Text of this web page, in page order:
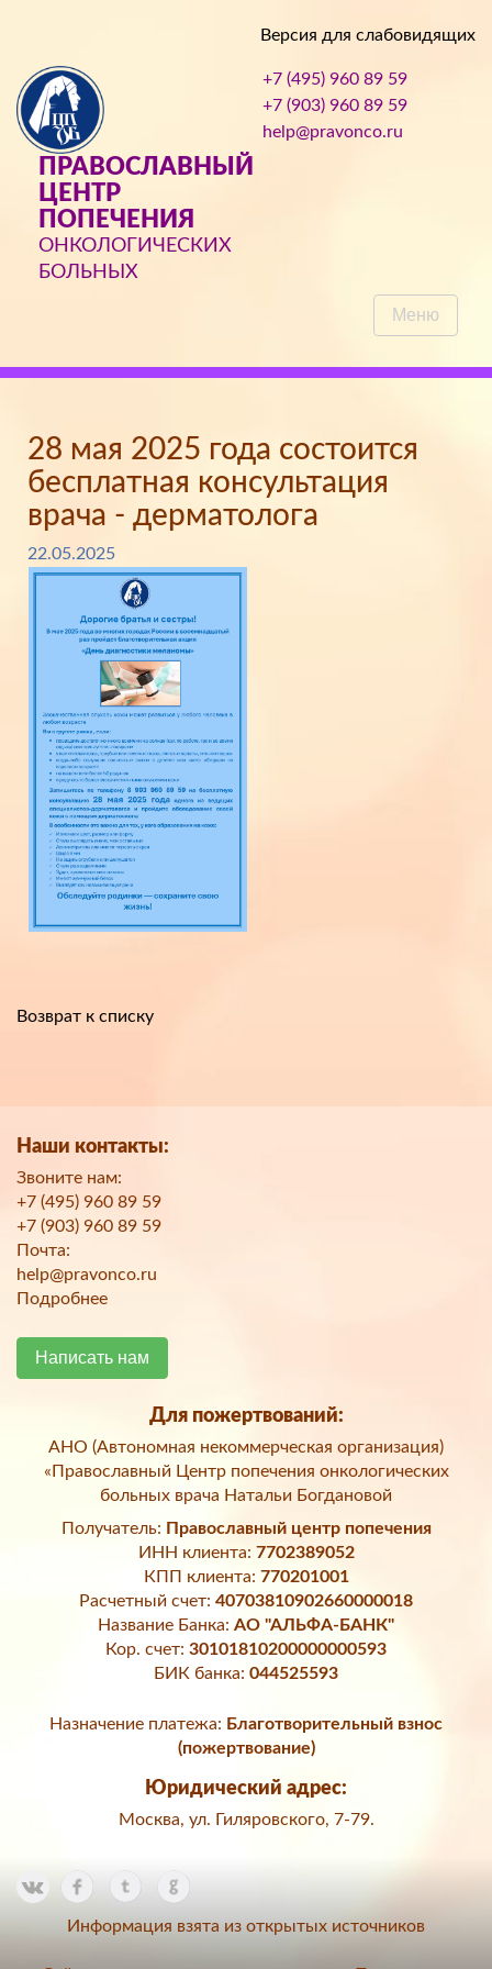
Версия для слабовидящих
ПРАВОСЛАВНЫЙ
ЦЕНТР
ПОПЕЧЕНИЯ
ОНКОЛОГИЧЕСКИХ
БОЛЬНЫХ
+7 (495) 960 89 59
+7 (903) 960 89 59
help@pravonco.ru
Меню
28 мая 2025 года состоится
бесплатная консультация
врача - дерматолога
22.05.2025
Возврат к списку
Наши контакты:
Звоните нам:
+7 (495) 960 89 59
+7 (903) 960 89 59
Почта:
help@pravonco.ru
Подробнее
Написать нам
Для пожертвований:
АНО (Автономная некоммерческая организация)
«Православный Центр попечения онкологических
больных врача Натальи Богдановой
Получатель: Православный центр попечения
ИНН клиента: 7702389052
КПП клиента: 770201001
Расчетный счет: 40703810902660000018
Название Банка: АО "АЛЬФА-БАНК"
Кор. счет: 30101810200000000593
БИК банка: 044525593
Назначение платежа: Благотворительный взнос
(пожертвование)
Юридический адрес:
Москва, ул. Гиляровского, 7-79.
Информация взята из открытых источников